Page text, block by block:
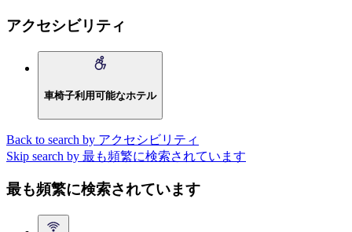
アクセシビリティ
車椅子利用可能なホテル
Back to search by アクセシビリティ
Skip search by 最も頻繁に検索されています
最も頻繁に検索されています